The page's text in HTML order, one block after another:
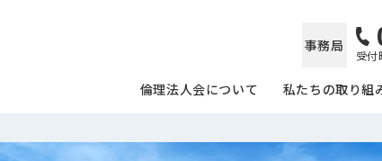
事務局
受付
倫理法人会について 私たちの取り組